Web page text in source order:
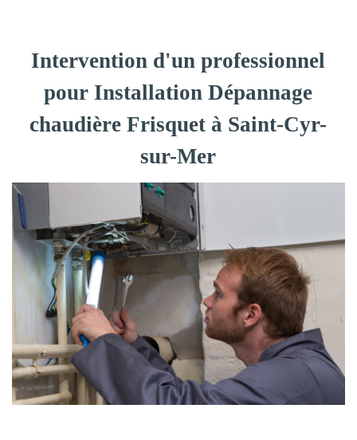
Intervention d'un professionnel
pour Installation Dépannage
chaudière Frisquet à Saint-Cyr-
sur-Mer